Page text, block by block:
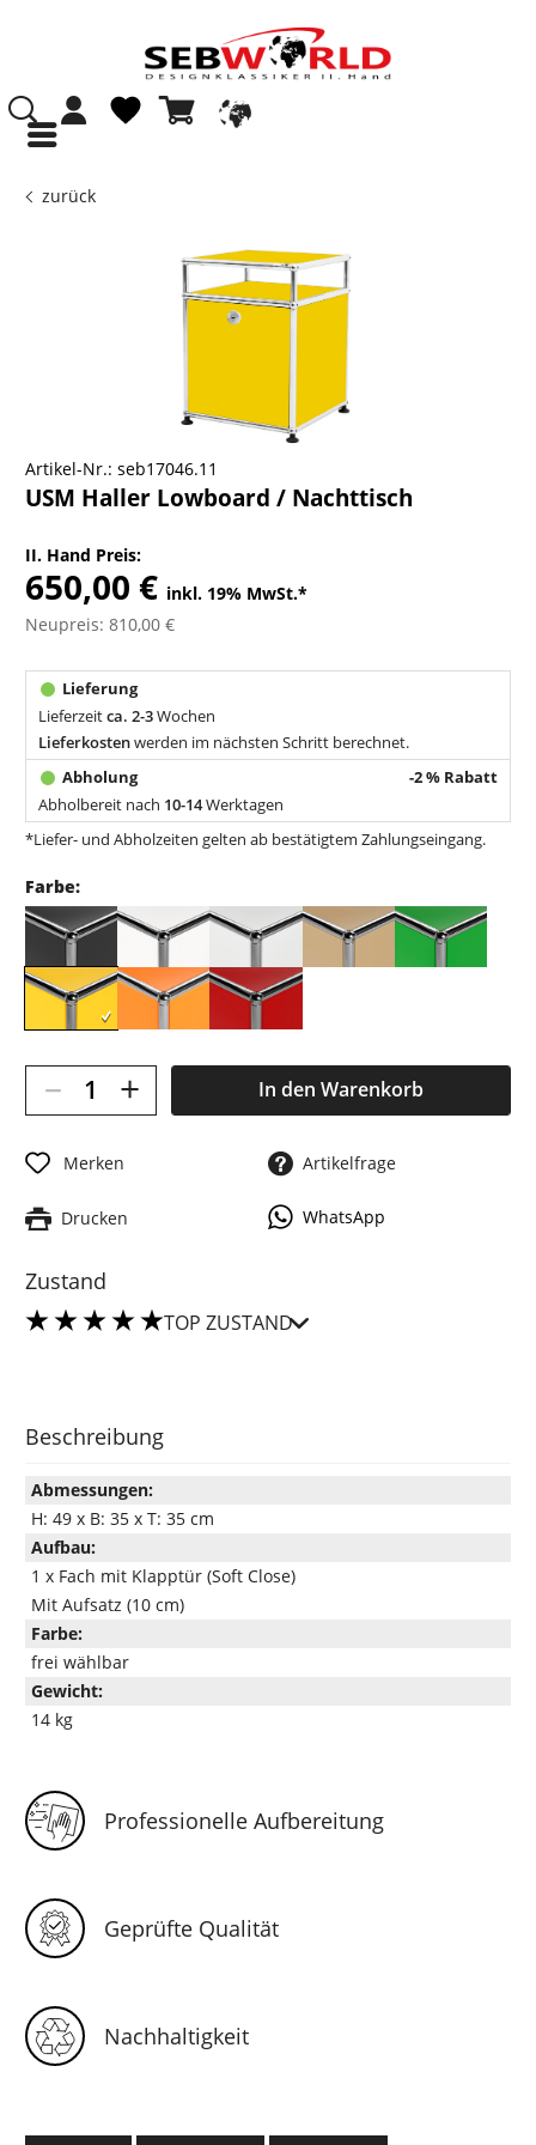
zurück
Artikel-Nr.: seb17046.11
USM Haller Lowboard / Nachttisch
II. Hand Preis:
650,00 € inkl. 19% MwSt.*
Neupreis: 810,00 €
Lieferzeitca. 2-3Wochen
Lieferkostenwerden im nächsten Schritt berechnet.
-2 % Rabatt
Abholbereit nach 10-14Werktagen
*Liefer- und Abholzeiten gelten ab bestätigtem Zahlungseingang.
Farbe:
– + In den Warenkorb
Merken Artikelfrage
Drucken WhatsApp
Zustand
TOP ZUSTAND
Beschreibung
Abmessungen:
H: 49 x B: 35 x T: 35 cm
Aufbau:
1 x Fach mit Klapptür (Soft Close)
Mit Aufsatz (10 cm)
Farbe:
frei wählbar
Gewicht:
14 kg
Professionelle Aufbereitung
Geprüfte Qualität
Nachhaltigkeit